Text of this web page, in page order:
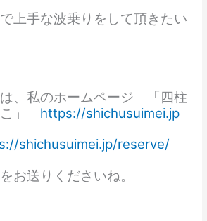
上手な波乗りをして頂きたい
、私のホームページ 「四柱
こ」 https://shichusuimei.jp
shichusuimei.jp/reserve/
お送りくださいね。